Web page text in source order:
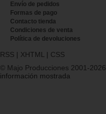
Envío de pedidos
Formas de pago
Contacto tienda
Condiciones de venta
Política de devoluciones
RSS | XHTML | CSS
© Majo Producciones 2001-2026
información mostrada